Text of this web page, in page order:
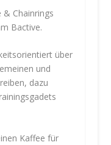
& Chainrings
Bactive.
über
und
dazu
Kaffee für